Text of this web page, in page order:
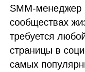
SMM-менеджер
сообществах
требуется
страницы в
самых